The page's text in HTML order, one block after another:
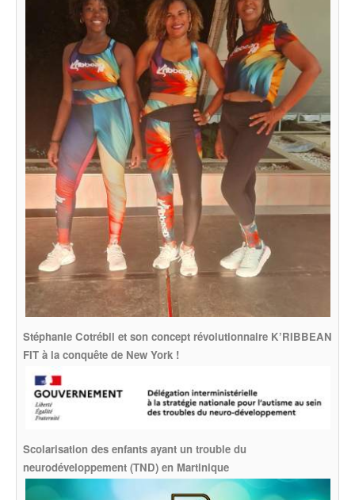
Stéphanie Cotrébil et son concept révolutionnaire K’RIBBEAN
FIT à la conquête de New York !
Scolarisation des enfants ayant un trouble du
neurodéveloppement (TND) en Martinique